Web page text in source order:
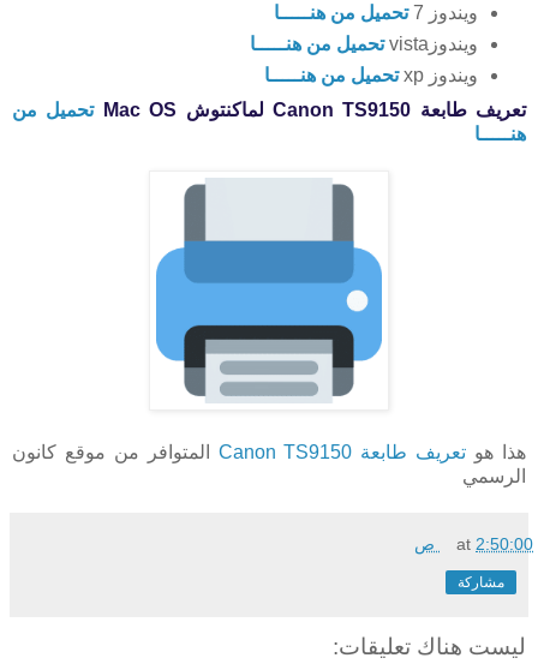
ويندوز 7
تحميل من هنـــــا
ويندوزvista
تحميل من هنـــــا
ويندوز xp
تحميل من هنـــــا
تعريف طابعة Canon TS9150 لماكنتوش Mac OS
تحميل من
هنـــــا
هذا هو تعريف طابعة Canon TS9150
المتوافر من موقع كانون
الرسمي
at 2:50:00 ص
مشاركة
ليست هناك تعليقات: